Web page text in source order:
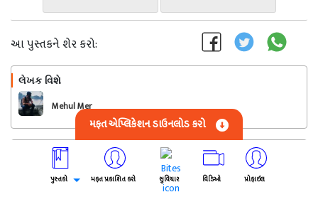
આ પુસ્તકને શેર કરો:
લેખક વિશે
Mehul Mer
સંપૂર્ણ નવલકથા
સફરમાં મળેલ હમસફર
મફત એપ્લિકેશન ડાઉનલોડ કરો
પુસ્તકો મફત પ્રકાશિત કરો સુવિચાર વિડિઓ પ્રોફાઈલ